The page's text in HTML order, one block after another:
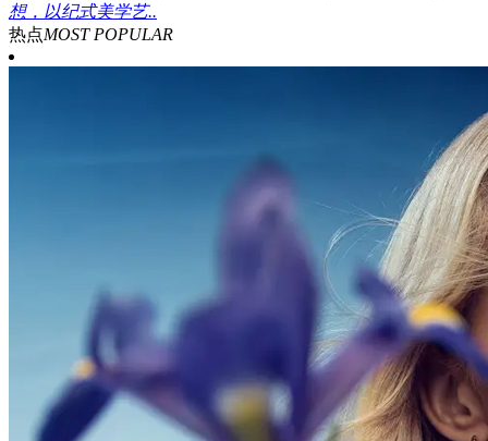
想，以纪式美学艺..
热点MOST POPULAR